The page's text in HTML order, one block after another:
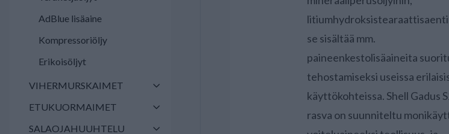
AdBlue lisäaine
Kompressoriöljy
Erikoisöljyt
VIHERMURSKAIMET
ETUKUORMAIMET
SALAOJAHUUHTELU
se sisältää mm.
paineenkestolisäaineita
tehostamiseksi useissa
käyttökohteissa. Shell Gadus
rasva on suunniteltu